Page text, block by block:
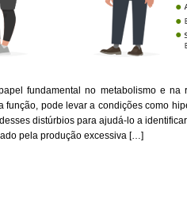
fundamental no metabolismo e na
função, pode levar a condições como
distúrbios para ajudá-lo a
pela produção excessiva […]